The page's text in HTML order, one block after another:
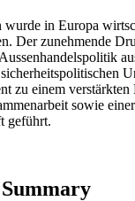
wurde in Europa
Der zunehmende
zu einem verstärkten
sowie
geführt.